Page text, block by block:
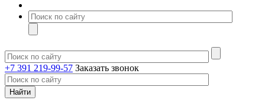
+7 391 219-99-57 Заказать звонок